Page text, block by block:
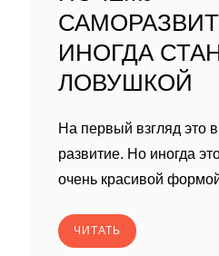
ИНОГДА
ЛОВУШКОЙ
На первый взгляд это
развитие. Но иногда
очень красивой
ЧИТАТЬ